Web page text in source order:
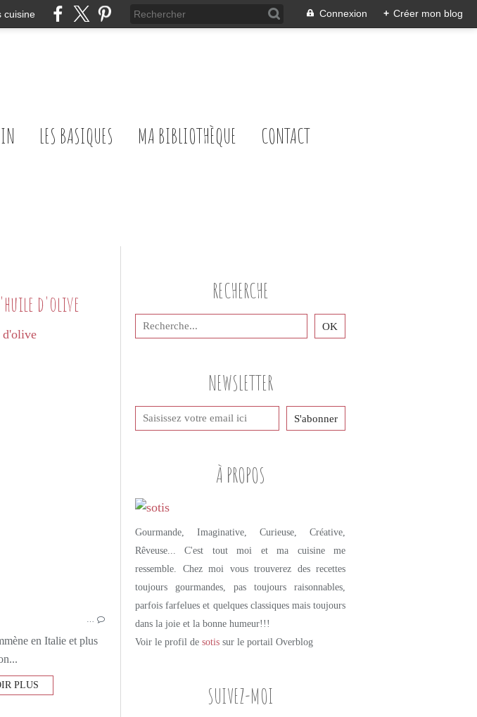
cuisine Connexion + Créer mon blog
LES BASIQUES MA BIBLIOTHÈQUE CONTACT
PETITS PLATS MAISON
d'olive
L'HEURE DE L'APÉRO
CUISINE ITALIENNE
HUILE D'OLIVE
SEMOULE DE BLÉ
CHEZ LES COPINAUTES
en Italie et plus
PLUS
NEWSLETTER
SUIVEZ-MOI
RECHERCHE
À PROPOS
Gourmande, Imaginative, Curieuse, Créative,
Rêveuse... C'est tout moi et ma cuisine me
ressemble. Chez moi vous trouverez des recettes
toujours gourmandes, pas toujours raisonnables,
parfois farfelues et quelques classiques mais toujours
dans la joie et la bonne humeur!!!
Voir le profil de sotis sur le portail Overblog